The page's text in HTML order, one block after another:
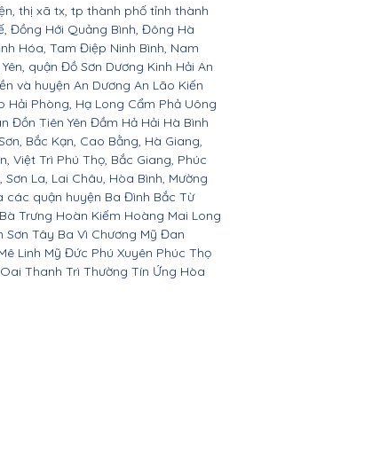
thị xã tx, tp thành phố tỉnh thành
Đồng Hới Quảng Bình, Đông Hà
Hóa, Tam Điệp Ninh Bình, Nam
quận Đồ Sơn Dương Kinh Hải An
và huyện An Dương An Lão Kiến
Hải Phòng, Hạ Long Cẩm Phả Uông
Đồn Tiên Yên Đầm Hả Hải Hà Bình
Bắc Kạn, Cao Bằng, Hà Giang,
Việt Trì Phú Thọ, Bắc Giang, Phúc
Sơn La, Lai Châu, Hòa Bình, Mường
các quận huyện Ba Đình Bắc Từ
Trưng Hoàn Kiếm Hoàng Mai Long
Sơn Tây Ba Vì Chương Mỹ Đan
Linh Mỹ Đức Phú Xuyên Phúc Thọ
Thanh Trì Thường Tín Ứng Hòa